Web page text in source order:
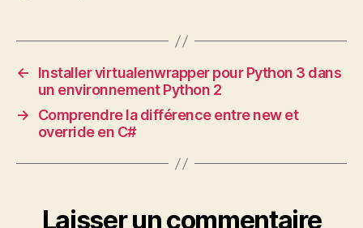
←
Installer virtualenwrapper pour Python 3 dans
un environnement Python 2
→
Comprendre la différence entre new et
override en C#
Laisser un commentaire